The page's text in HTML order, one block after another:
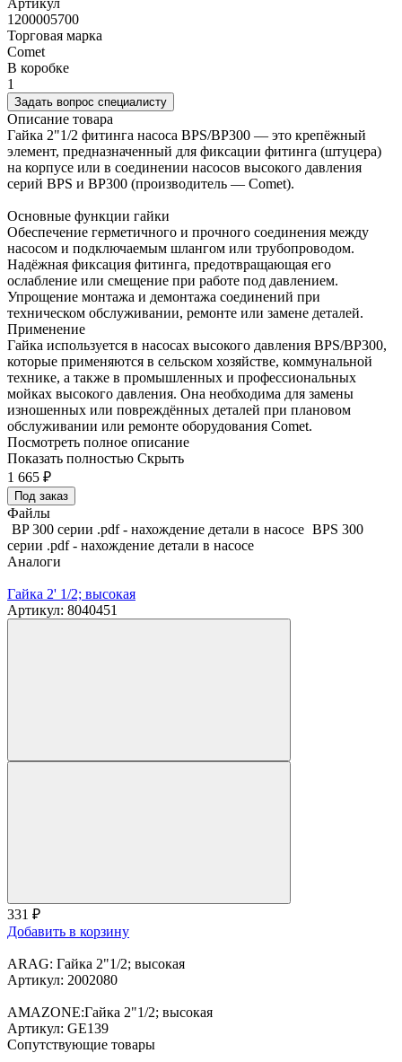
Артикул
1200005700
Торговая марка
Comet
В коробке
1
Задать вопрос специалисту
Описание товара
Гайка 2"1/2 фитинга насоса BPS/BP300 — это крепёжный
элемент, предназначенный для фиксации фитинга (штуцера)
на корпусе или в соединении насосов высокого давления
серий BPS и BP300 (производитель — Comet).
Основные функции гайки
Обеспечение герметичного и прочного соединения между
насосом и подключаемым шлангом или трубопроводом.
Надёжная фиксация фитинга, предотвращающая его
ослабление или смещение при работе под давлением.
Упрощение монтажа и демонтажа соединений при
техническом обслуживании, ремонте или замене деталей.
Применение
Гайка используется в насосах высокого давления BPS/BP300,
которые применяются в сельском хозяйстве, коммунальной
технике, а также в промышленных и профессиональных
мойках высокого давления. Она необходима для замены
изношенных или повреждённых деталей при плановом
обслуживании или ремонте оборудования Comet.
Посмотреть полное описание
Показать полностью Скрыть
1 665 ₽
Под заказ
Файлы
BP 300 серии .pdf - нахождение детали в насосе BPS 300
серии .pdf - нахождение детали в насосе
Аналоги
Гайка 2' 1/2; высокая
Артикул: 8040451
331 ₽
Добавить в корзину
ARAG: Гайка 2"1/2; высокая
Артикул: 2002080
AMAZONE:Гайка 2"1/2; высокая
Артикул: GE139
Сопутствующие товары